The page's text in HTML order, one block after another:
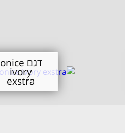
דגם onice
ivory
exstra